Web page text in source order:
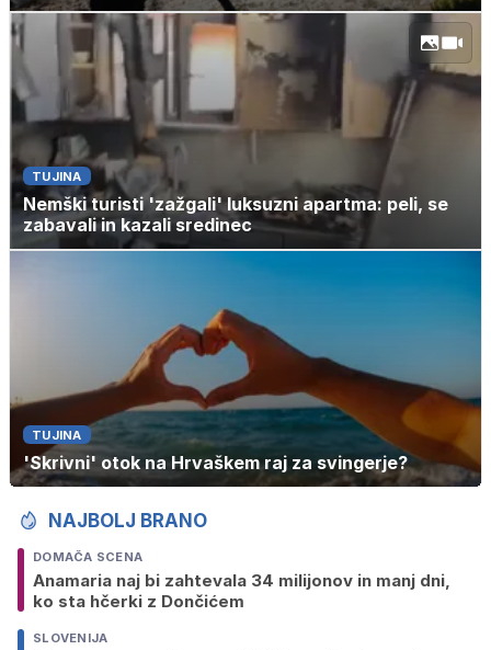
TUJINA
Nemški turisti 'zažgali' luksuzni apartma: peli, se
zabavali in kazali sredinec
TUJINA
'Skrivni' otok na Hrvaškem raj za svingerje?
NAJBOLJ BRANO
DOMAČA SCENA
Anamaria naj bi zahtevala 34 milijonov in manj dni,
ko sta hčerki z Dončićem
SLOVENIJA